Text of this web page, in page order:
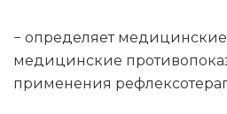
− определяет
медицинские
применения